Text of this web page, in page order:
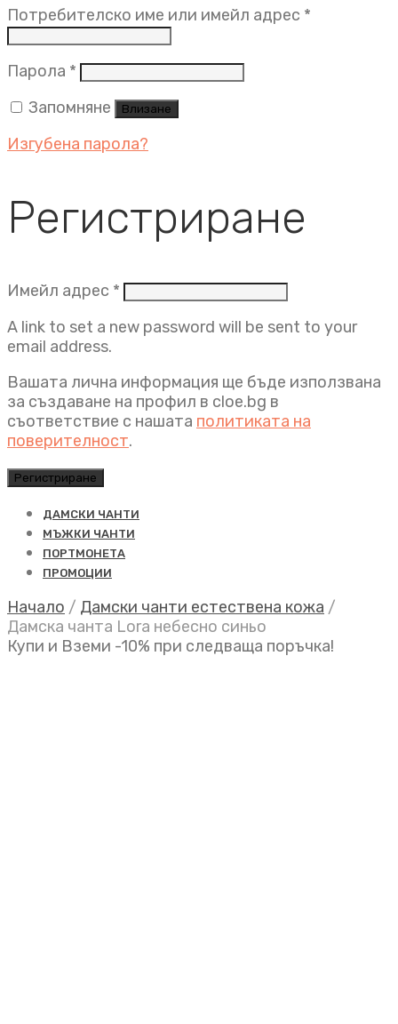
Потребителско име или имейл адрес *
Парола * Задължително
Запомняне
Влизане
Изгубена парола?
Регистриране
Имейл адрес * Задължително
A link to set a new password will be sent to your
email address.
Вашата лична информация ще бъде използвана
за създаване на профил в cloe.bg в
съответствие с нашата политиката на
поверителност.
Регистриране
ДАМСКИ ЧАНТИ
МЪЖКИ ЧАНТИ
ПОРТМОНЕТА
ПРОМОЦИИ
Начало / Дамски чанти естествена кожа /
Дамска чанта Lora небесно синьо
Купи и Вземи -10% при следваща поръчка!